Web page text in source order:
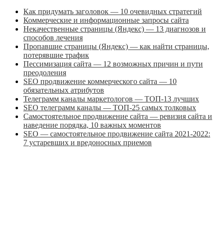
Как придумать заголовок — 10 очевидных стратегий
Коммерческие и информационные запросы сайта
Некачественные страницы (Яндекс) — 13 диагнозов и
способов лечения
Пропавшие страницы (Яндекс) — как найти страницы,
потерявшие трафик
Пессимизация сайта — 12 возможных причин и пути
преодоления
SEO продвижение коммерческого сайта — 10
обязательных атрибутов
Телеграмм каналы маркетологов — ТОП-13 лучших
SEO телеграмм каналы — ТОП-25 самых толковых
Самостоятельное продвижение сайта — ревизия сайта и
наведение порядка, 10 важных моментов
SEO — самостоятельное продвижение сайта 2021-2022:
7 устаревших и вредоносных приемов